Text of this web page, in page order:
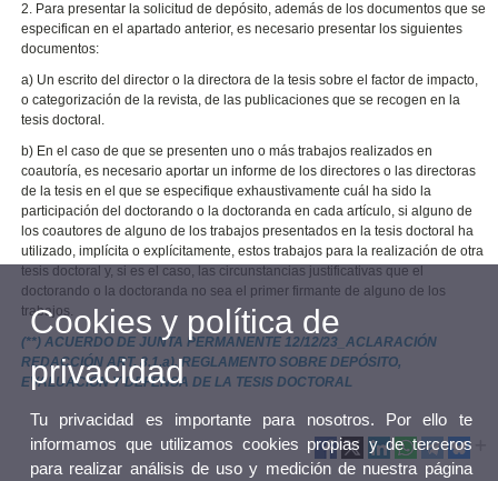
2. Para presentar la solicitud de depósito, además de los documentos que se
especifican en el apartado anterior, es necesario presentar los siguientes
documentos:
a) Un escrito del director o la directora de la tesis sobre el factor de impacto,
o categorización de la revista, de las publicaciones que se recogen en la
tesis doctoral.
b) En el caso de que se presenten uno o más trabajos realizados en
coautoría, es necesario aportar un informe de los directores o las directoras
de la tesis en el que se especifique exhaustivamente cuál ha sido la
participación del doctorando o la doctoranda en cada artículo, si alguno de
los coautores de alguno de los trabajos presentados en la tesis doctoral ha
utilizado, implícita o explícitamente, estos trabajos para la realización de otra
tesis doctoral y, si es el caso, las circunstancias justificativas que el
doctorando o la doctoranda no sea el primer firmante de alguno de los
trabajos.
(**) ACUERDO DE JUNTA PERMANENTE 12/12/23_ACLARACIÓN
REDACCIÓN ART. 8.1.a), REGLAMENTO SOBRE DEPÓSITO,
EVALUACIÓN Y DEFENSA DE LA TESIS DOCTORAL
Cookies y política de
privacidad
Tu privacidad es importante para nosotros. Por ello te
informamos que utilizamos cookies propias y de terceros
para realizar análisis de uso y medición de nuestra página